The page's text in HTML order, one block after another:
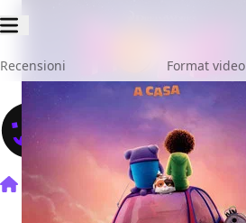
Recensioni Format video
Home Happy Smekday!